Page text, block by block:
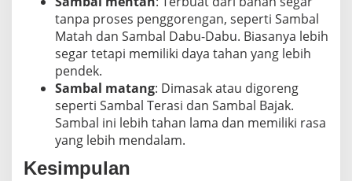
tanpa proses penggorengan, seperti Sambal
Matah dan Sambal Dabu-Dabu. Biasanya lebih
segar tetapi memiliki daya tahan yang lebih
pendek.
Sambal matang: Dimasak atau digoreng
seperti Sambal Terasi dan Sambal Bajak.
Sambal ini lebih tahan lama dan memiliki rasa
yang lebih mendalam.
Kesimpulan